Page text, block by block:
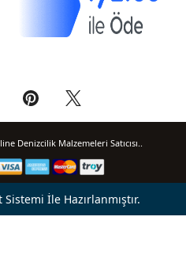
Denizcilik Malzemeleri Satıcısı..
Sistemi İle Hazırlanmıştır.